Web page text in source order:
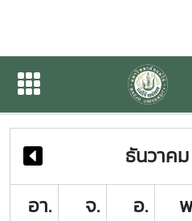
ปฏิทินกิจกรรมขอ
ปฏิทินกิจกรรมของหน่วยงาน
ธันวาค
อา.
จ. อ.